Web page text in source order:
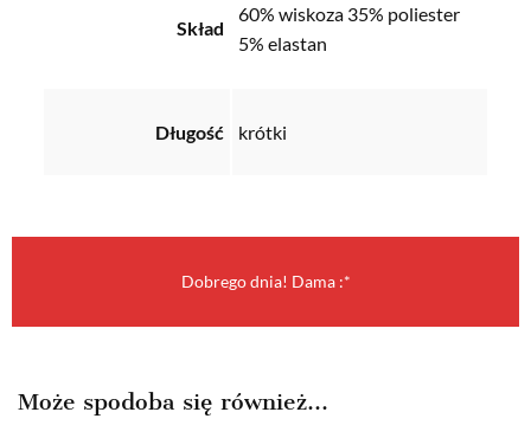
Skład
60% wiskoza 35% poliester
5% elastan
Długość krótki
Dobrego dnia! Dama :*
Może spodoba się również…